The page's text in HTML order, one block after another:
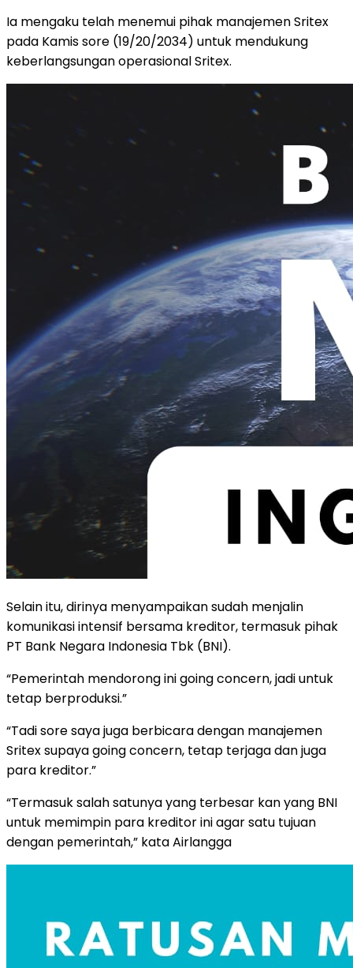
Ia mengaku telah menemui pihak manajemen Sritex
pada Kamis sore (19/20/2034) untuk mendukung
keberlangsungan operasional Sritex.
Selain itu, dirinya menyampaikan sudah menjalin
komunikasi intensif bersama kreditor, termasuk pihak
PT Bank Negara Indonesia Tbk (BNI).
“Pemerintah mendorong ini going concern, jadi untuk
tetap berproduksi.”
“Tadi sore saya juga berbicara dengan manajemen
Sritex supaya going concern, tetap terjaga dan juga
para kreditor.”
“Termasuk salah satunya yang terbesar kan yang BNI
untuk memimpin para kreditor ini agar satu tujuan
dengan pemerintah,” kata Airlangga